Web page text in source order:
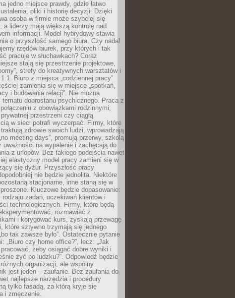
jedno miejsce prawdy, gdzie łatwo
pliki i historię decyzji. Dzięki
osoba w firmie może szybciej się
a liderzy mają większą kontrolę nad
informacji. Model hybrydowy stawia
o przyszłość samego biura. Czy nadal
rzędów biurek, przy których i tak
pracuje w słuchawkach? Coraz
stają się przestrzenie projektowe,
strefy do kreatywnych warsztatów i
Biuro z miejsca „codziennej pracy”
zamienia się w miejsce „spotkań,
i budowania relacji”. Nie można
tematu dobrostanu psychicznego. Praca z
z obowiązkami rodzinnymi,
przestrzeni czy ciągłą
w sieci potrafi wyczerpać. Firmy, które
zdrowie swoich ludzi, wprowadzają
meeting days”, promują przerwy, szkolą
uważności na wypalenie i zachęcają do
z urlopów. Bez takiego podejścia nawet
elastyczny model pracy zamieni się w
się dyżur. Przyszłość pracy
nie będzie jednolita. Niektóre
stacjonarne, inne staną się w
Kluczowe będzie dopasowanie:
rodzaju zadań, oczekiwań klientów i
technologicznych. Firmy, które będą
rozmawiać z
i korygować kurs, zyskają przewagę
które sztywno trzymają się jednego
tak zawsze było”. Ostatecznie pytanie
„Biuro czy home office?”, lecz: „Jak
żeby osiągać dobre wyniki i
żyć po ludzku?”. Odpowiedź będzie
organizacji, ale wspólny
jest jeden – zaufanie. Bez zaufania do
najlepsze narzędzia i procedury
tylko fasadą, za którą kryje się
i zmęczenie.